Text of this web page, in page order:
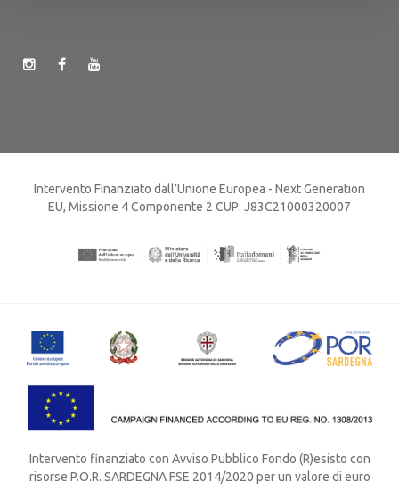
Intervento Finanziato dall’Unione Europea - Next Generation
EU, Missione 4 Componente 2 CUP: J83C21000320007
Intervento finanziato con Avviso Pubblico Fondo (R)esisto con
risorse P.O.R. SARDEGNA FSE 2014/2020 per un valore di euro